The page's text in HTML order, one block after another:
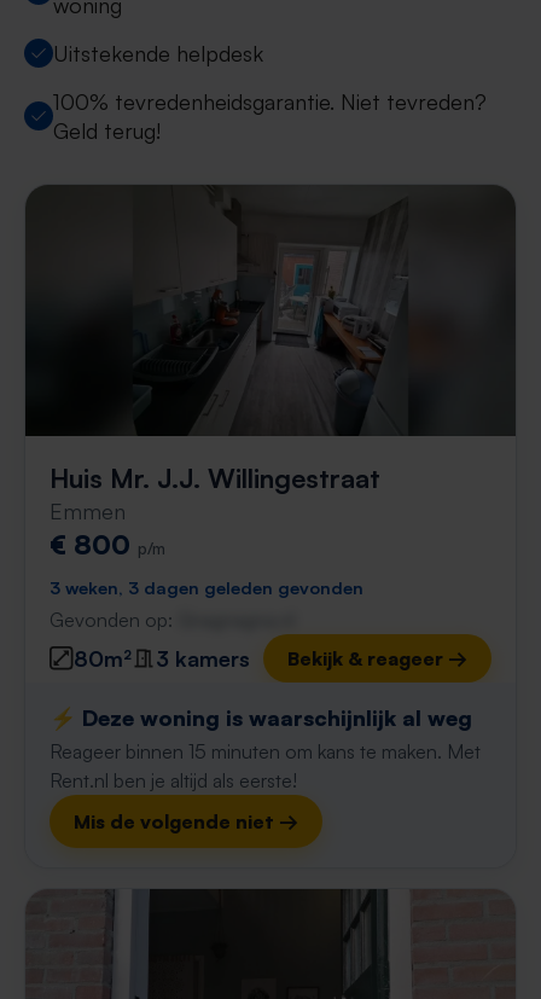
Uitstekende helpdesk
100% tevredenheidsgarantie. Niet tevreden?
Geld terug!
Huis Mr. J.J. Willingestraat
Emmen
€ 800 p/m
3 weken, 3 dagen geleden gevonden
Gevonden op:
80m² 3 kamers Bekijk & reageer →
⚡️ Deze woning is waarschijnlijk al weg
Reageer binnen 15 minuten om kans te maken. Met
Rent.nl ben je altijd als eerste!
Mis de volgende niet →